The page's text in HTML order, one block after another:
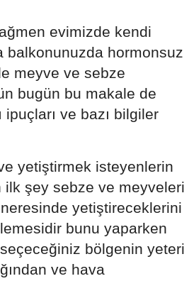
evimizde kendi
balkonunuzda hormonsuz
meyve ve sebze
bugün bu makale de
ve bazı bilgiler
yetiştirmek isteyenlerin
ilk şey sebze ve meyveleri
yetiştireceklerini
bunu yaparken
bölgenin yeteri
ve hava